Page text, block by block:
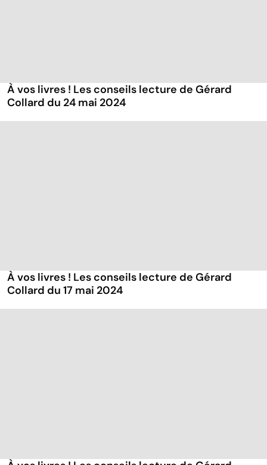
À vos livres ! Les conseils lecture de Gérard
Collard du 24 mai 2024
À vos livres ! Les conseils lecture de Gérard
Collard du 17 mai 2024